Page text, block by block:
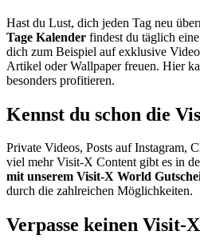
Hast du Lust, dich jeden Tag neu
Tage Kalender findest du täglich
dich zum Beispiel auf exklusive
Artikel oder Wallpaper freuen. Hier
besonders profitieren.
Kennst du schon die
Private Videos, Posts auf Instagram,
viel mehr Visit-X Content gibt es in
mit unserem Visit-X World
durch die zahlreichen Möglichkeiten.
Verpasse keinen Visit-